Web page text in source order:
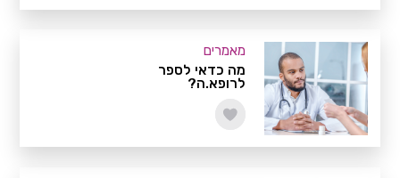
מאמרים
מה כדאי לספר
לרופא.ה?